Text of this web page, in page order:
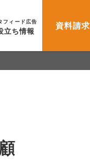
フィード広告
立ち情報 資料請求